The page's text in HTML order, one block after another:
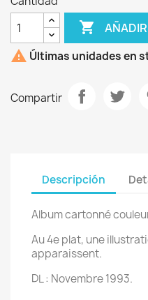

 Últimas unidades en
Compartir
Descripción
Album cartonné
Au 4e plat, une
apparaissent.
DL : Novembre 1993.